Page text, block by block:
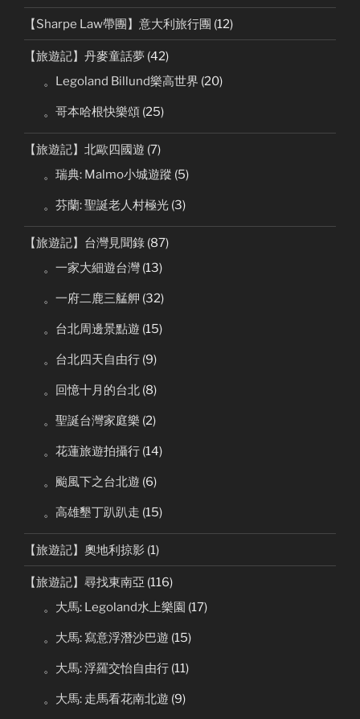
【Sharpe Law帶團】意大利旅行團 (12)
【旅遊記】丹麥童話夢 (42)
。Legoland Billund樂高世界 (20)
。哥本哈根快樂頌 (25)
【旅遊記】北歐四國遊 (7)
。瑞典: Malmo小城遊蹤 (5)
。芬蘭: 聖誕老人村極光 (3)
【旅遊記】台灣見聞錄 (87)
。一家大細遊台灣 (13)
。一府二鹿三艋舺 (32)
。台北周邊景點遊 (15)
。台北四天自由行 (9)
。回憶十月的台北 (8)
。聖誕台灣家庭樂 (2)
。花蓮旅遊拍攝行 (14)
。颱風下之台北遊 (6)
。高雄墾丁趴趴走 (15)
【旅遊記】奧地利掠影 (1)
【旅遊記】尋找東南亞 (116)
。大馬: Legoland水上樂園 (17)
。大馬: 寫意浮潛沙巴遊 (15)
。大馬: 浮羅交怡自由行 (11)
。大馬: 走馬看花南北遊 (9)